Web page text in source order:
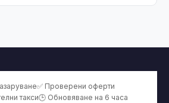
✅ Проверени оферти
такси🕒 Обновяване на 6 часа